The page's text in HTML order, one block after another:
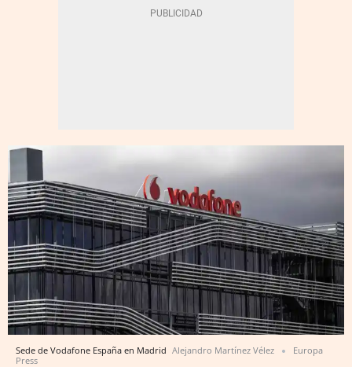
Sede de Vodafone España en Madrid Alejandro Martínez Vélez
Europa
Press